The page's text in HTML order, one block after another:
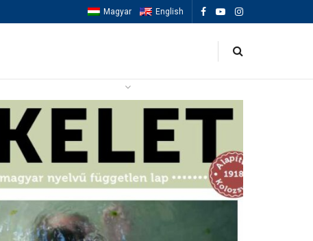
Magyar English
ESEMÉNYEK MACCABIAH 2025